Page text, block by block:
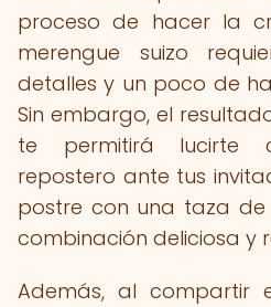
proceso de hacer la
merengue suizo
detalles y un poco de
Sin embargo, el
te permitirá lucirte
repostero ante tus
postre con una taza
combinación deliciosa y
Además, al compartir